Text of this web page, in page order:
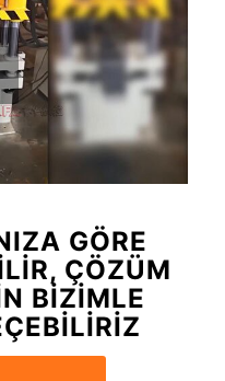
GÖRE
ÇÖZÜM
BIZIMLE